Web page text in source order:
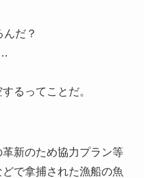
だ？
るってことだ。
新のため協力プラン等
で拿捕された漁船の魚